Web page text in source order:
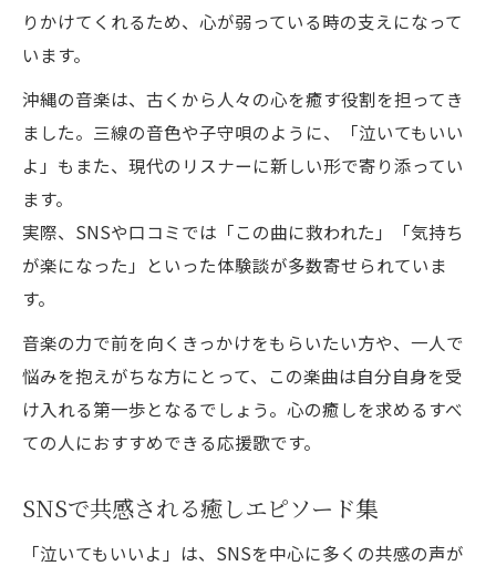
りかけてくれるため、心が弱っている時の支えになって
います。
沖縄の音楽は、古くから人々の心を癒す役割を担ってき
ました。三線の音色や子守唄のように、「泣いてもいい
よ」もまた、現代のリスナーに新しい形で寄り添ってい
ます。
実際、SNSや口コミでは「この曲に救われた」「気持ち
が楽になった」といった体験談が多数寄せられていま
す。
音楽の力で前を向くきっかけをもらいたい方や、一人で
悩みを抱えがちな方にとって、この楽曲は自分自身を受
け入れる第一歩となるでしょう。心の癒しを求めるすべ
ての人におすすめできる応援歌です。
SNSで共感される癒しエピソード集
「泣いてもいいよ」は、SNSを中心に多くの共感の声が